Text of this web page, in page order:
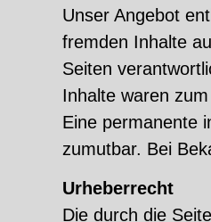
Unser Angebot
fremden Inhalte
Seiten
Inhalte waren
Eine permanente
zumutbar. Bei
Urheberrecht
Die durch die